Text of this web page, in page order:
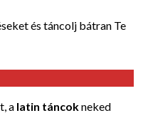
és táncolj bátran Te
a latin táncokneked